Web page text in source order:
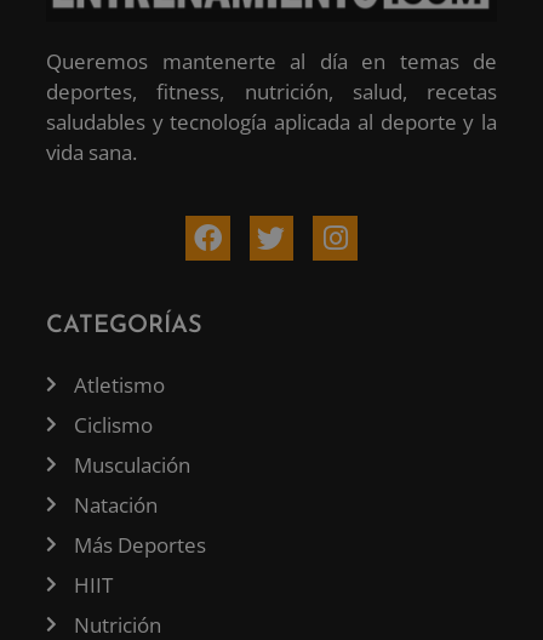
Queremos mantenerte al día en temas de
deportes, fitness, nutrición, salud, recetas
saludables y tecnología aplicada al deporte y la
vida sana.
CATEGORÍAS
Atletismo
Ciclismo
Musculación
Natación
Más Deportes
HIIT
Nutrición